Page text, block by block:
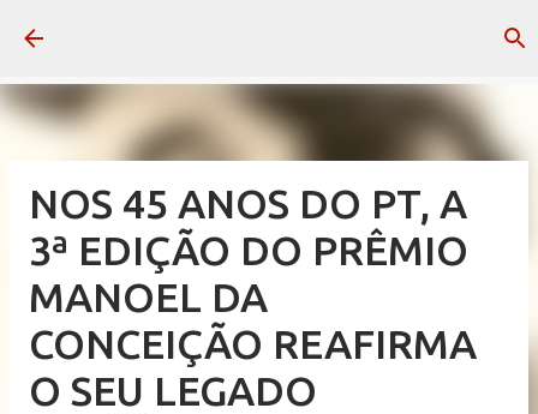
NOS 45 ANOS DO PT, A
3ª EDIÇÃO DO PRÊMIO
MANOEL DA
CONCEIÇÃO REAFIRMA
O SEU LEGADO